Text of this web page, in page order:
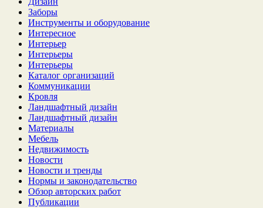
Заборы
Инструменты и оборудование
Интересное
Интерьер
Интерьеры
Интерьеры
Каталог организаций
Коммуникации
Кровля
Ландшафтный дизайн
Ландшафтный дизайн
Материалы
Мебель
Недвижимость
Новости
Новости и тренды
Нормы и законодательство
Обзор авторских работ
Публикации